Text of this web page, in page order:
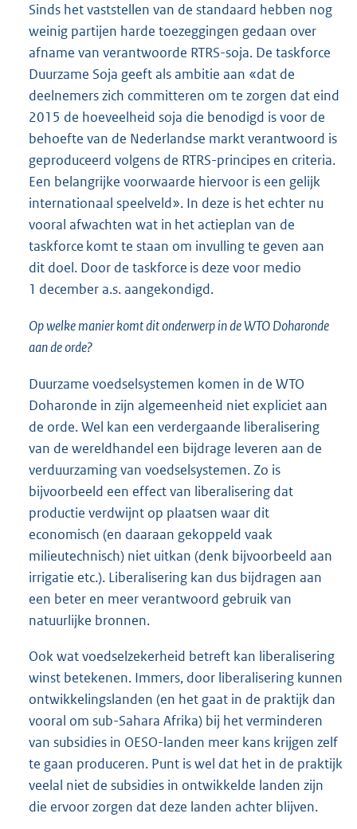
Sinds het vaststellen van de standaard hebben nog
weinig partijen harde toezeggingen gedaan over
afname van verantwoorde RTRS-soja. De taskforce
Duurzame Soja geeft als ambitie aan «dat de
deelnemers zich committeren om te zorgen dat eind
2015 de hoeveelheid soja die benodigd is voor de
behoefte van de Nederlandse markt verantwoord is
geproduceerd volgens de RTRS-principes en criteria.
Een belangrijke voorwaarde hiervoor is een gelijk
internationaal speelveld». In deze is het echter nu
vooral afwachten wat in het actieplan van de
taskforce komt te staan om invulling te geven aan
dit doel. Door de taskforce is deze voor medio
1 december a.s. aangekondigd.
Op welke manier komt dit onderwerp in de WTO Doharonde
aan de orde?
Duurzame voedselsystemen komen in de WTO
Doharonde in zijn algemeenheid niet expliciet aan
de orde. Wel kan een verdergaande liberalisering
van de wereldhandel een bijdrage leveren aan de
verduurzaming van voedselsystemen. Zo is
bijvoorbeeld een effect van liberalisering dat
productie verdwijnt op plaatsen waar dit
economisch (en daaraan gekoppeld vaak
milieutechnisch) niet uitkan (denk bijvoorbeeld aan
irrigatie etc.). Liberalisering kan dus bijdragen aan
een beter en meer verantwoord gebruik van
natuurlijke bronnen.
Ook wat voedselzekerheid betreft kan liberalisering
winst betekenen. Immers, door liberalisering kunnen
ontwikkelingslanden (en het gaat in de praktijk dan
vooral om sub-Sahara Afrika) bij het verminderen
van subsidies in OESO-landen meer kans krijgen zelf
te gaan produceren. Punt is wel dat het in de praktijk
veelal niet de subsidies in ontwikkelde landen zijn
die ervoor zorgen dat deze landen achter blijven.